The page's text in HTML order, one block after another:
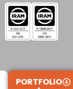
PORTFOLIO